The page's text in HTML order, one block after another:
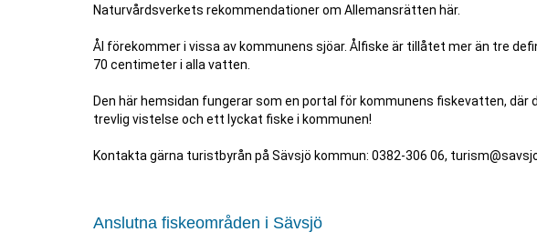
Naturvårdsverkets rekommendationer om Allemansrätten här.
Ål förekommer i vissa av kommunens sjöar. Ålfiske är tillåtet mer än tre
70 centimeter i alla vatten.
Den här hemsidan fungerar som en portal för kommunens fiskevatten,
trevlig vistelse och ett lyckat fiske i kommunen!
Kontakta gärna turistbyrån på Sävsjö kommun: 0382-306 06,
Anslutna fiskeområden i Sävsjö